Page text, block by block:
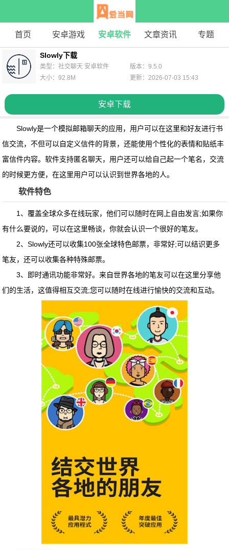
首页 安卓游戏 安卓软件 文章资讯 专题
Slowly下载
安卓下载
类型：社交聊天 安卓软件
版本：9.5.0
大小：92.8M
更新：2026-07-03 15:43
Slowly是一个模拟邮箱聊天的应用，用户可以在这里和好友进行书
信交流，不但可以自定义信件的背景，还能使用个性化的表情和贴纸丰
富信件内容。软件支持匿名聊天，用户还可以给自己起一个笔名，交流
的时候更方便，在这里用户可以认识到世界各地的人。
软件特色
1、覆盖全球众多在线玩家，他们可以随时在网上自由发言;如果你
有什么要说的，可以在这里畅谈，你就会认识一个很好的笔友。
2、Slowly还可以收集100张全球特色邮票，非常好;可以结识更多
笔友，还可以收集各种特殊邮票。
3、即时通讯功能非常好。来自世界各地的笔友可以在这里分享他
们的生活，这值得相互交流;您可以随时在线进行愉快的交流和互动。